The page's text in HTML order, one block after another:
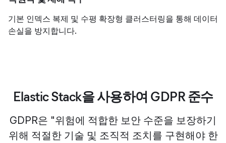
기본 인덱스 복제 및 수평 확장형 클러스터링을 통해 데이터
손실을 방지합니다.
Elastic Stack을 사용하여 GDPR 준수
GDPR은 "위험에 적합한 보안 수준을 보장하기
위해 적절한 기술 및 조직적 조치를 구현해야 한